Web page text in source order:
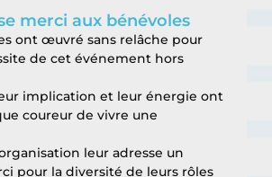
merci aux bénévoles
ont œuvré sans relâche pour
de cet événement hors
implication et leur énergie ont
coureur de vivre une
leur adresse un
pour la diversité de leurs rôles